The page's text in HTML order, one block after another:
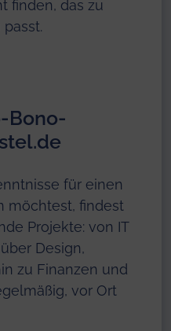
finden, das zu
Bono-
für einen
möchtest, findest
Projekte: von IT
Design,
zu Finanzen und
vor Ort